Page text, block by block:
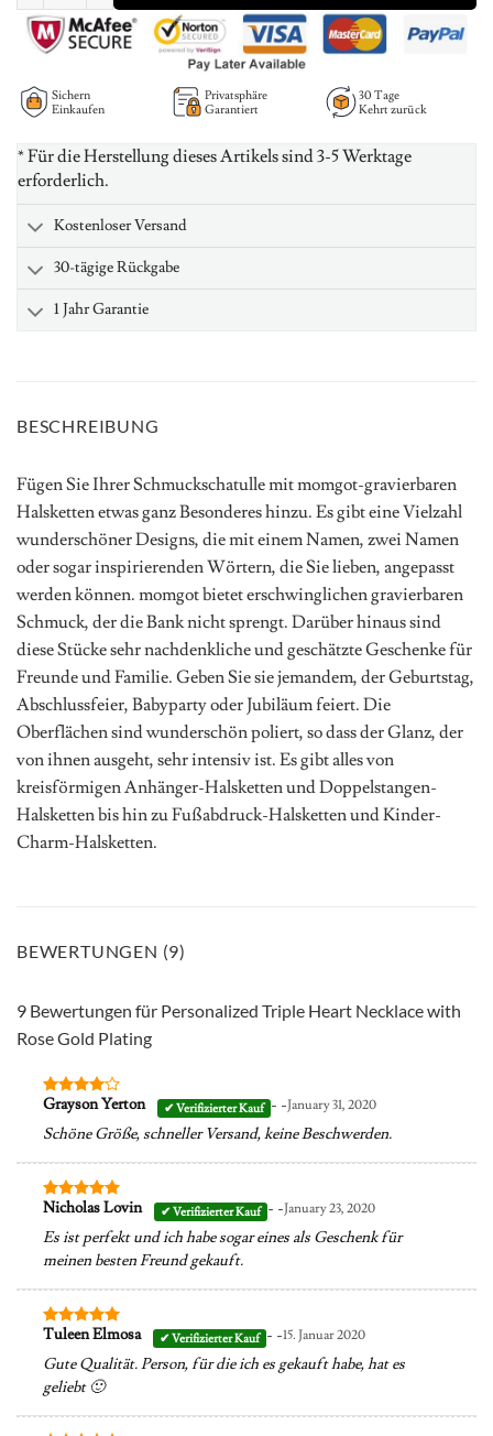
Sichern
Einkaufen
Privatsphäre
Garantiert
30 Tage
Kehrt zurück
* Für die Herstellung dieses Artikels sind 3-5 Werktage
erforderlich.
Kostenloser Versand
30-tägige Rückgabe
1 Jahr Garantie
BESCHREIBUNG
Fügen Sie Ihrer Schmuckschatulle mit momgot-gravierbaren
Halsketten etwas ganz Besonderes hinzu. Es gibt eine Vielzahl
wunderschöner Designs, die mit einem Namen, zwei Namen
oder sogar inspirierenden Wörtern, die Sie lieben, angepasst
werden können. momgot bietet erschwinglichen gravierbaren
Schmuck, der die Bank nicht sprengt. Darüber hinaus sind
diese Stücke sehr nachdenkliche und geschätzte Geschenke für
Freunde und Familie. Geben Sie sie jemandem, der Geburtstag,
Abschlussfeier, Babyparty oder Jubiläum feiert. Die
Oberflächen sind wunderschön poliert, so dass der Glanz, der
von ihnen ausgeht, sehr intensiv ist. Es gibt alles von
kreisförmigen Anhänger-Halsketten und Doppelstangen-
Halsketten bis hin zu Fußabdruck-Halsketten und Kinder-
Charm-Halsketten.
BEWERTUNGEN (9)
9 Bewertungen für Personalized Triple Heart Necklace with
Rose Gold Plating
Bewertet
von 5
Grayson Yerton - -January 31, 2020
Schöne Größe, schneller Versand, keine Beschwerden.
Bewertet
5
Nicholas Lovin - -January 23, 2020
Es ist perfekt und ich habe sogar eines als Geschenk für
meinen besten Freund gekauft.
Bewertet
5
Tuleen Elmosa - -15. Januar 2020
Gute Qualität. Person, für die ich es gekauft habe, hat es
geliebt 🙂